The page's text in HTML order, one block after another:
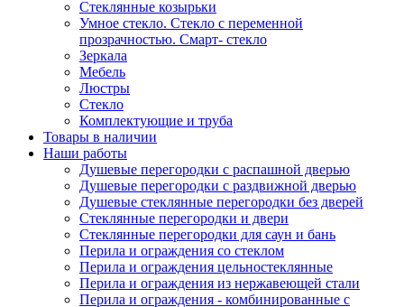
Стеклянные козырьки
Умное стекло. Стекло с переменной
прозрачностью. Смарт- стекло
Зеркала
Мебель
Люстры
Стекло
Комплектующие и труба
Товары в наличии
Наши работы
Душевые перегородки c распашной дверью
Душевые перегородки с раздвижной дверью
Душевые стеклянные перегородки без дверей
Стеклянные перегородки и двери
Стеклянные перегородки для саун и бань
Перила и ограждения со стеклом
Перила и ограждения цельностеклянные
Перила и ограждения из нержавеющей стали
Перила и ограждения - комбинированные с